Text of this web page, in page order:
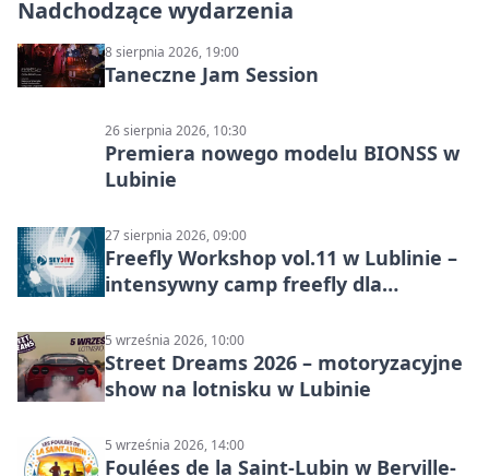
Nadchodzące wydarzenia
8 sierpnia 2026, 19:00
Taneczne Jam Session
26 sierpnia 2026, 10:30
Premiera nowego modelu BIONSS w
Lubinie
27 sierpnia 2026, 09:00
Freefly Workshop vol.11 w Lublinie –
intensywny camp freefly dla
5 września 2026, 10:00
Street Dreams 2026 – motoryzacyjne
show na lotnisku w Lubinie
5 września 2026, 14:00
Foulées de la Saint-Lubin w Berville-